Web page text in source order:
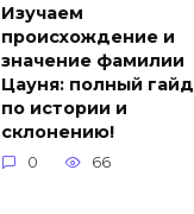
Изучаем
происхождение и
значение фамилии
Цауня: полный гайд
по истории и
склонению!
0 66